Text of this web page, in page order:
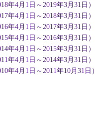
年4月1日～2019年3月31日）
年4月1日～2018年3月31日）
年4月1日～2017年3月31日）
年4月1日～2016年3月31日）
年4月1日～2015年3月31日）
年4月1日～2014年3月31日）
年4月1日～2011年10月31日）